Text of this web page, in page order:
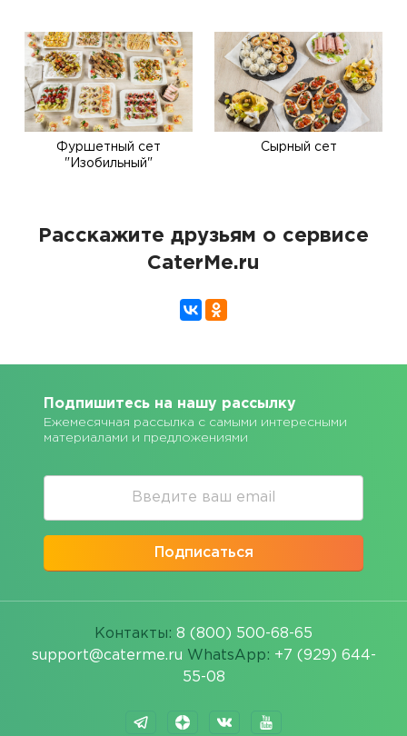
Фуршетный сет
"Изобильный"
Сырный сет
Расскажите друзьям о сервисе
CaterMe.ru
Подпишитесь на нашу рассылку
Ежемесячная рассылка с самыми интересными
материалами и предложениями
Подписаться
Контакты: 8 (800) 500-68-65
support@caterme.ru WhatsApp: +7 (929) 644-
55-08